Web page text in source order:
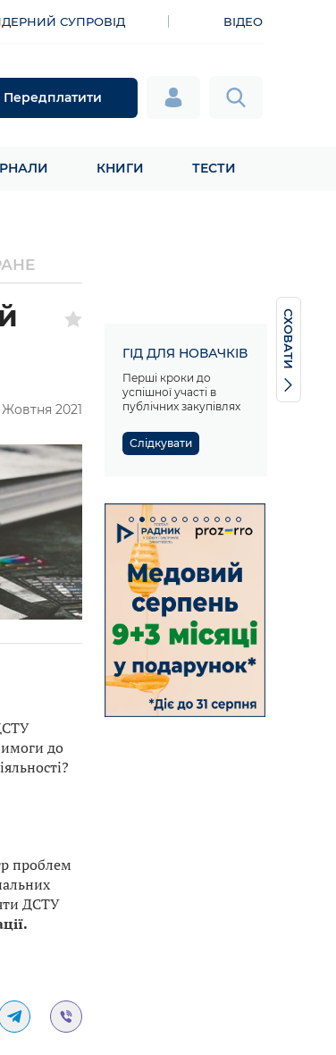
СУПРОВІД ВІДЕО
Передплатити
КНИГИ ТЕСТИ
2021
до
проблем
ДСТУ
ГІД ДЛЯ НОВАЧКІВ
Перші кроки до
успішної участі в
публічних закупівлях
Слідкувати
СХОВАТИ